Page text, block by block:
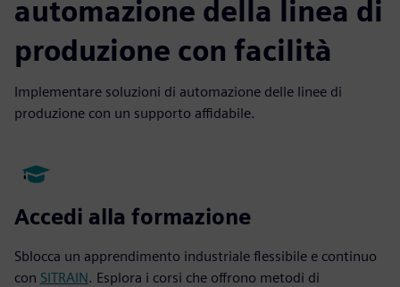
automazione della linea di
produzione con facilità
Implementare soluzioni di automazione delle linee di
produzione con un supporto affidabile.
Accedi alla formazione
Sblocca un apprendimento industriale flessibile e continuo
con SITRAIN. Esplora i corsi che offrono metodi di